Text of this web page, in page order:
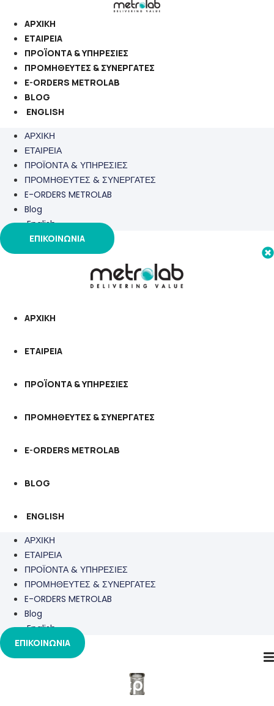
στο
περιεχόμενο
ΑΡΧΙΚΗ
ΕΤΑΙΡΕΙΑ
ΠΡΟΪΟΝΤΑ & ΥΠΗΡΕΣΙΕΣ
ΠΡΟΜΗΘΕΥΤΕΣ & ΣΥΝΕΡΓΑΤΕΣ
E-ORDERS METROLAB
BLOG
ENGLISH
ΑΡΧΙΚΗ
ΕΤΑΙΡΕΙΑ
ΠΡΟΪΟΝΤΑ & ΥΠΗΡΕΣΙΕΣ
ΠΡΟΜΗΘΕΥΤΕΣ & ΣΥΝΕΡΓΑΤΕΣ
E-ORDERS METROLAB
Blog
English
ΕΠΙΚΟΙΝΩΝΙΑ
ΑΡΧΙΚΗ
ΕΤΑΙΡΕΙΑ
ΠΡΟΪΟΝΤΑ & ΥΠΗΡΕΣΙΕΣ
ΠΡΟΜΗΘΕΥΤΕΣ & ΣΥΝΕΡΓΑΤΕΣ
E-ORDERS METROLAB
BLOG
ENGLISH
ΑΡΧΙΚΗ
ΕΤΑΙΡΕΙΑ
ΠΡΟΪΟΝΤΑ & ΥΠΗΡΕΣΙΕΣ
ΠΡΟΜΗΘΕΥΤΕΣ & ΣΥΝΕΡΓΑΤΕΣ
E-ORDERS METROLAB
Blog
English
ΕΠΙΚΟΙΝΩΝΙΑ
Αναλώσιμα & περιφερειακά